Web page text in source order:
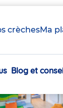
crèchesMa
Blog et